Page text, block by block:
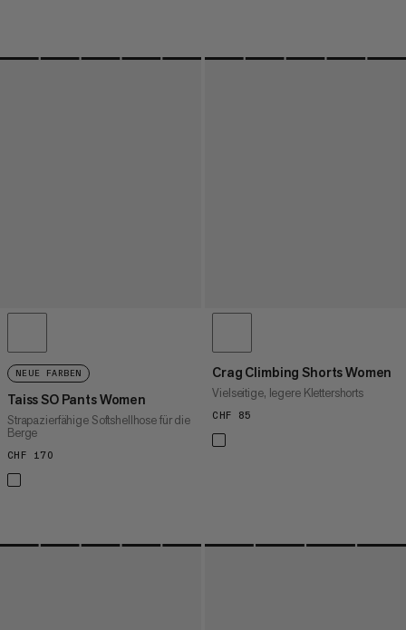
NEUE FARBEN
Taiss SO Pants Women
Strapazierfähige Softshellhose für die
Berge
CHF 170
Crag Climbing Shorts Women
Vielseitige, legere Klettershorts
CHF 85